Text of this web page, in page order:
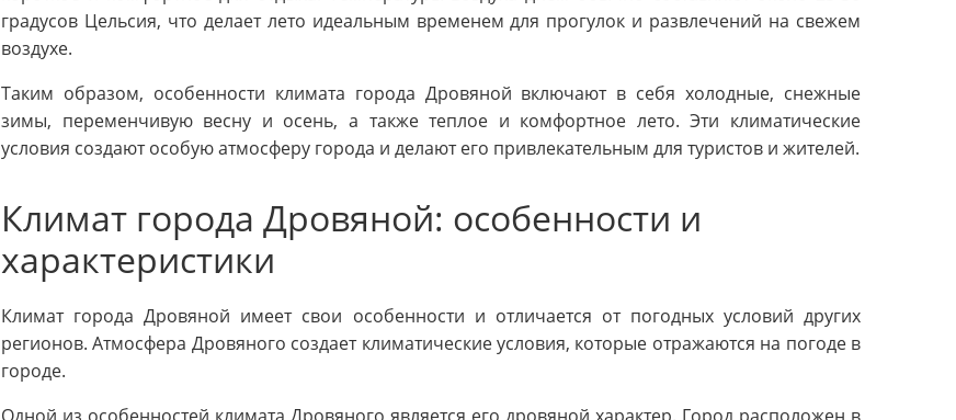
градусов Цельсия, что делает лето идеальным временем для прогулок и развлечений на свежем
воздухе.
Таким образом, особенности климата города Дровяной включают в себя холодные, снежные
зимы, переменчивую весну и осень, а также теплое и комфортное лето. Эти климатические
условия создают особую атмосферу города и делают его привлекательным для туристов и жителей.
Климат города Дровяной: особенности и
характеристики
Климат города Дровяной имеет свои особенности и отличается от погодных условий других
регионов. Атмосфера Дровяного создает климатические условия, которые отражаются на погоде в
городе.